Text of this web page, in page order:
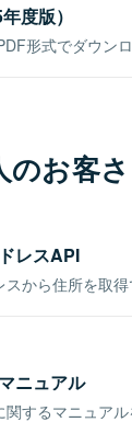
度版）
形式でダウンロ
のお客
レスAPI
から住所を取得
ニュアル
するマニュアル